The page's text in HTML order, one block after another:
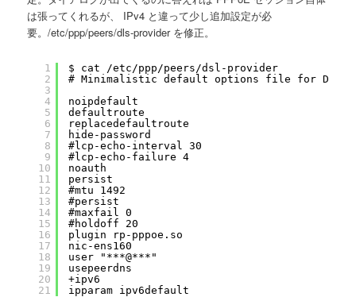
は張ってくれるが、 IPv4 と違って少し追加設定が必
要。/etc/ppp/peers/dls-provider を修正。
1
2
3
4
5
6
7
8
9
10
11
12
13
14
15
16
17
18
19
20
21
$ cat /etc/ppp/peers/dsl-provider
# Minimalistic default options file for DSL/
noipdefault
defaultroute
replacedefaultroute
hide-password
#lcp-echo-interval 30
#lcp-echo-failure 4
noauth
persist
#mtu 1492
#persist
#maxfail 0
#holdoff 20
plugin rp-pppoe.so
nic-ens160
user "***@***"
usepeerdns
+ipv6
ipparam ipv6default